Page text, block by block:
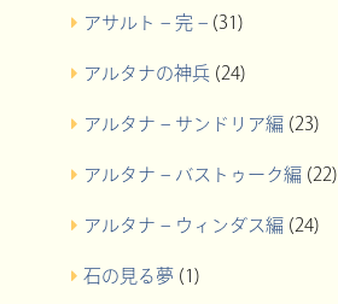
アサルト – 完 –(31)
アルタナの神兵(24)
アルタナ – サンドリア編 (23)
アルタナ – バストゥーク編 (22)
アルタナ – ウィンダス編 (24)
石の見る夢 (1)